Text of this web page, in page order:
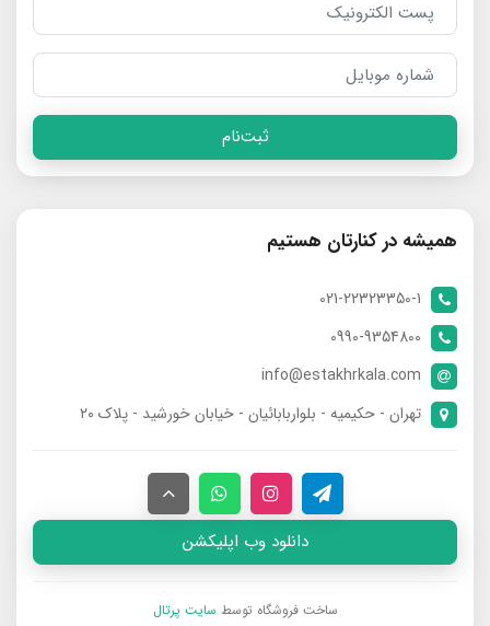
ثبت‌نام
همیشه در کنارتان هستیم
021-22323350-1
0990-9354800
info@estakhrkala.com
تهران - حکیمیه - بلواربابائیان - خیابان خورشید - پلاک ۲۰
دانلود وب اپلیکشن
ساخت فروشگاه توسط سایت پرتال